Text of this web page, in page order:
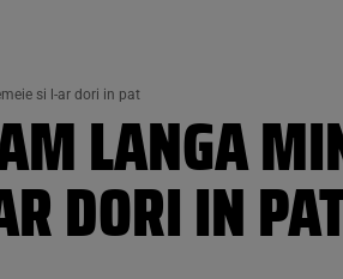
si l-ar dori in pat
LANGA
DORI IN